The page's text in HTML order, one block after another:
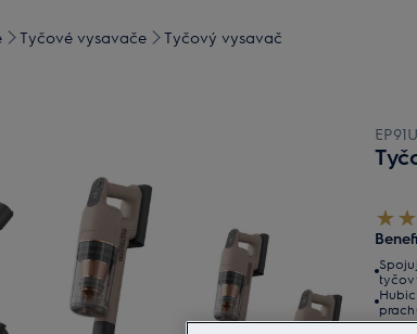
Tyčové vysavače Tyčový vysavač